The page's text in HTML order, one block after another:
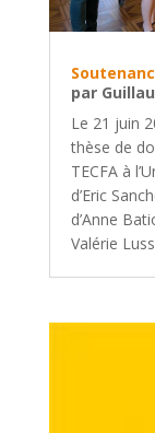
par
Le 21 juin
thèse de
TECFA à
d’Eric
d’Anne
Valérie